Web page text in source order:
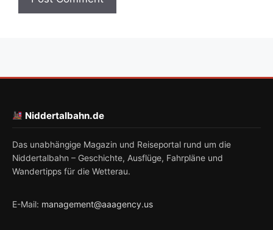
Niddertalbahn.de
Das unabhängige Magazin und Reiseportal rund um die
Niddertalbahn – Geschichte, Ausflüge, Fahrpläne und
Wandertipps für die Wetterau.
E-Mail: management@aaagency.us